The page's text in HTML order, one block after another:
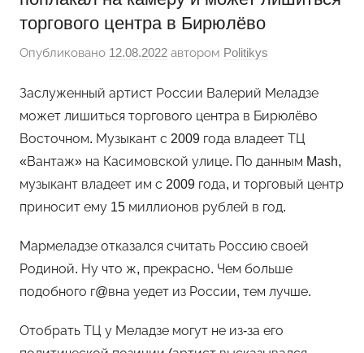
торгового центра в Бирюлёво
Опубликовано 12.08.2022 автором Politikys
Заслуженный артист России Валерий Меладзе
может лишиться торгового центра в Бирюлёво
Восточном. Музыкант с 2009 года владеет ТЦ
«Вантаж» на Касимовской улице. По данным Mash,
музыкант владеет им с 2009 года, и торговый центр
приносит ему 15 миллионов рублей в год.
Мармеладзе отказался считать Россию своей
Родиной. Ну что ж, прекрасно. Чем больше
подобного г@вна уедет из России, тем лучше.
Отобрать ТЦ у Меладзе могут не из-за его